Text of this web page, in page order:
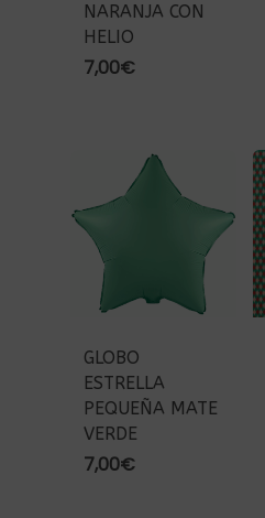
NARANJA CON
HELIO
7,00€
GLOBO
ESTRELLA
PEQUEÑA MATE
VERDE
7,00€